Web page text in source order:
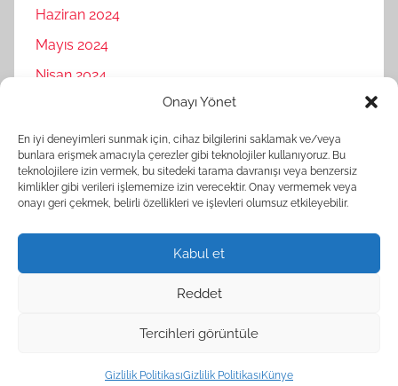
Onayı Yönet
En iyi deneyimleri sunmak için, cihaz bilgilerini saklamak ve/veya
bunlara erişmek amacıyla çerezler gibi teknolojiler kullanıyoruz. Bu
teknolojilere izin vermek, bu sitedeki tarama davranışı veya benzersiz
kimlikler gibi verileri işlememize izin verecektir. Onay vermemek veya
onayı geri çekmek, belirli özellikleri ve işlevleri olumsuz etkileyebilir.
Kabul et
Reddet
Tercihleri görüntüle
Gizlilik PolitikasıGizlilik Politikası Künye
Haziran 2024
Mayıs 2024
Nisan 2024
Şubat 2024
Ocak 2024
Aralık 2023
WordPress Theme: Donovan by ThemeZee.